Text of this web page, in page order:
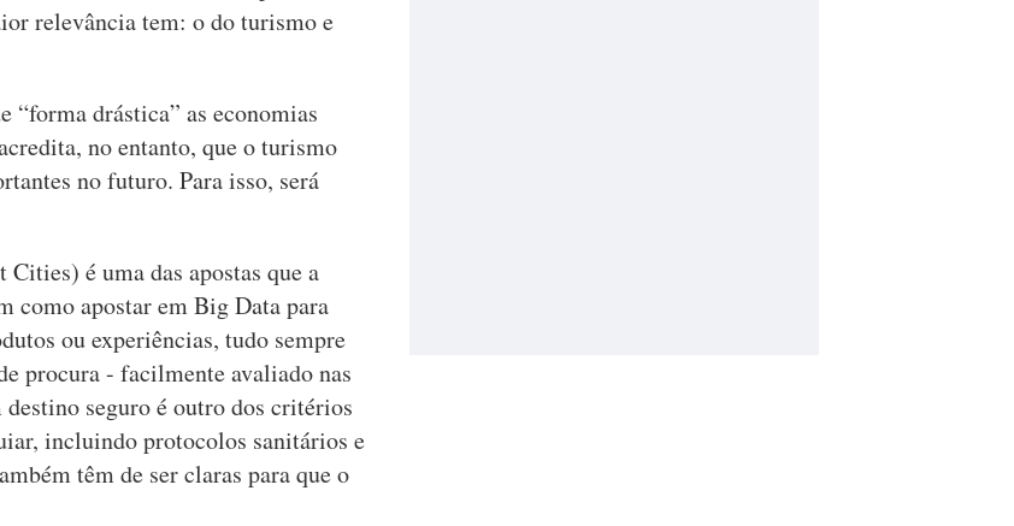
relevância tem: o do turismo e
“forma drástica” as economias
no entanto, que o turismo
no futuro. Para isso, será
é uma das apostas que a
como apostar em Big Data para
ou experiências, tudo sempre
procura - facilmente avaliado nas
seguro é outro dos critérios
incluindo protocolos sanitários e
têm de ser claras para que o